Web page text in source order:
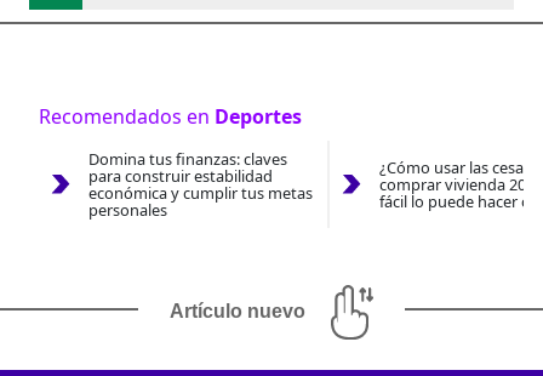
Recomendados en Deportes
Domina tus finanzas: claves
para construir estabilidad
económica y cumplir tus metas
personales
¿Cómo usar las
comprar vivienda
fácil lo puede hacer
Artículo nuevo